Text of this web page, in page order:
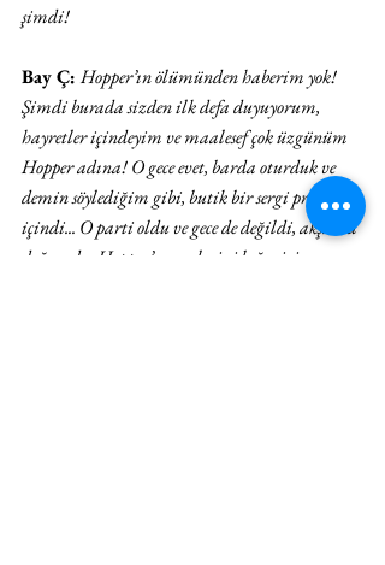
şimdi!
Bay Ç: Hopper’ın ölümünden haberim yok!
Şimdi burada sizden ilk defa duyuyorum,
hayretler içindeyim ve maalesef çok üzgünüm
Hopper adına! O gece evet, barda oturduk ve
demin söylediğim gibi, butik bir sergi projesi
içindi... O parti oldu ve gece de değildi, akşama
doğruydu. Hopper’ın eserlerini beğenirim.